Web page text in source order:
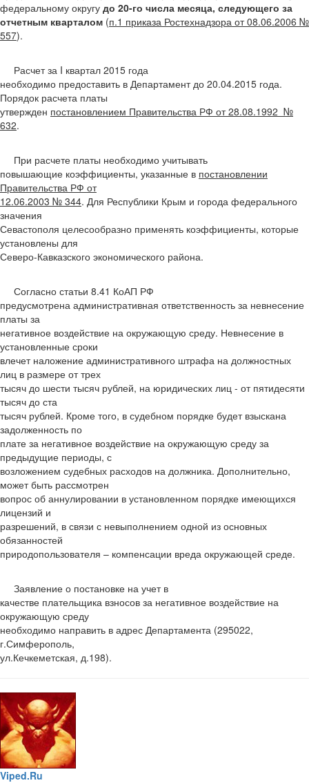
федеральному округу до 20-го числа месяца, следующего за
отчетным кварталом (п.1 приказа Ростехнадзора от 08.06.2006 №
557).
Расчет за I квартал 2015 года
необходимо предоставить в Департамент до 20.04.2015 года.
Порядок расчета платы
утвержден постановлением Правительства РФ от 28.08.1992 №
632.
При расчете платы необходимо учитывать
повышающие коэффициенты, указанные в постановлении
Правительства РФ от
12.06.2003 № 344. Для Республики Крым и города федерального
значения
Севастополя целесообразно применять коэффициенты, которые
установлены для
Северо-Кавказского экономического района.
Согласно статьи 8.41 КоАП РФ
предусмотрена административная ответственность за невнесение
платы за
негативное воздействие на окружающую среду. Невнесение в
установленные сроки
влечет наложение административного штрафа на должностных
лиц в размере от трех
тысяч до шести тысяч рублей, на юридических лиц - от пятидесяти
тысяч до ста
тысяч рублей. Кроме того, в судебном порядке будет взыскана
задолженность по
плате за негативное воздействие на окружающую среду за
предыдущие периоды, с
возложением судебных расходов на должника. Дополнительно,
может быть рассмотрен
вопрос об аннулировании в установленном порядке имеющихся
лицензий и
разрешений, в связи с невыполнением одной из основных
обязанностей
природопользователя – компенсации вреда окружающей среде.
Заявление о постановке на учет в
качестве плательщика взносов за негативное воздействие на
окружающую среду
необходимо направить в адрес Департамента (295022,
г.Симферополь,
ул.Кечкеметская, д.198).
Viped.Ru